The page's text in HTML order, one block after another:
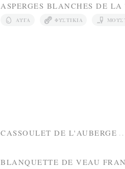
ASPERGES BLANCHES DE
ΑΥΓΆ ΦΥΣΤΊΚΙΑ
CASSOULET DE L'AUBERGE
BLANQUETTE DE VEAU